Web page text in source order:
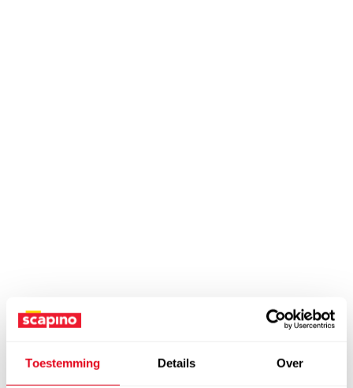
Toestemming Details Over